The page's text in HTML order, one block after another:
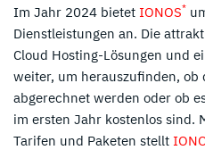
Im Jahr 2024 bietet IONOS*
Dienstleistungen an. Die
Cloud Hosting-Lösungen und
weiter, um herauszufinden,
abgerechnet werden oder ob
im ersten Jahr kostenlos sind.
Tarifen und Paketen stellt